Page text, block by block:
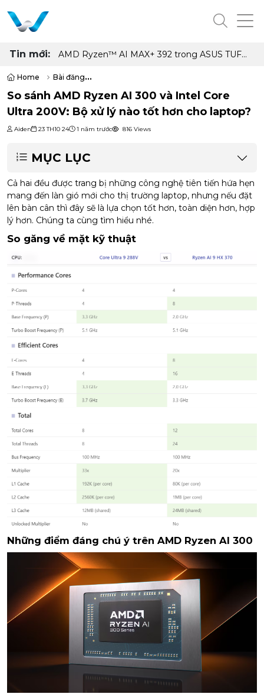
Tin mới:
AMD Ryzen™ AI MAX+ 392 trong ASUS TUF
Home
Bài đăng
So sánh AMD Ryzen AI 300 và Intel Core Ultra 200V: Bộ xử lý nào
So sánh AMD Ryzen AI 300 và Intel Core
Ultra 200V: Bộ xử lý nào tốt hơn cho laptop?
Aiden 23 TH10 24 1 năm trước 816 Views
MỤC LỤC
Cả hai đều được trang bị những công nghệ tiên tiến hứa hẹn
mang đến làn gió mới cho thị trường laptop, nhưng nếu đặt
lên bàn cân thì đây sẽ là lựa chọn tốt hơn, toàn diện hơn, hợp
lý hơn. Chúng ta cùng tìm hiểu nhé.
So găng về mặt kỹ thuật
Những điểm đáng chú ý trên AMD Ryzen AI 300